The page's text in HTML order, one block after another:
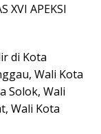
XVI APEKSI
di Kota
Wali Kota
Solok, Wali
Wali Kota